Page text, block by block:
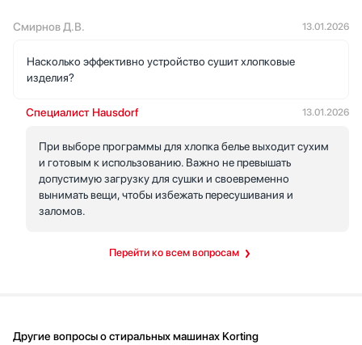
Смирнов Д.В. 13.01.2026
Насколько эффективно устройство сушит хлопковые
изделия?
Специалист Hausdorf 13.01.2026
При выборе программы для хлопка белье выходит сухим
и готовым к использованию. Важно не превышать
допустимую загрузку для сушки и своевременно
вынимать вещи, чтобы избежать пересушивания и
заломов.
Перейти ко всем вопросам
Другие вопросы о стиральных машинах Korting